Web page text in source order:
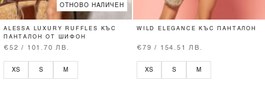
ОТНОВО НАЛИЧЕН
ALESSA LUXURY RUFFLES КЪС
ПАНТАЛОН ОТ ШИФОН
€52 / 101.70 ЛВ.
XS S M
WILD ELEGANCE КЪС ПАНТАЛОН
€79 / 154.51 ЛВ.
XS S M